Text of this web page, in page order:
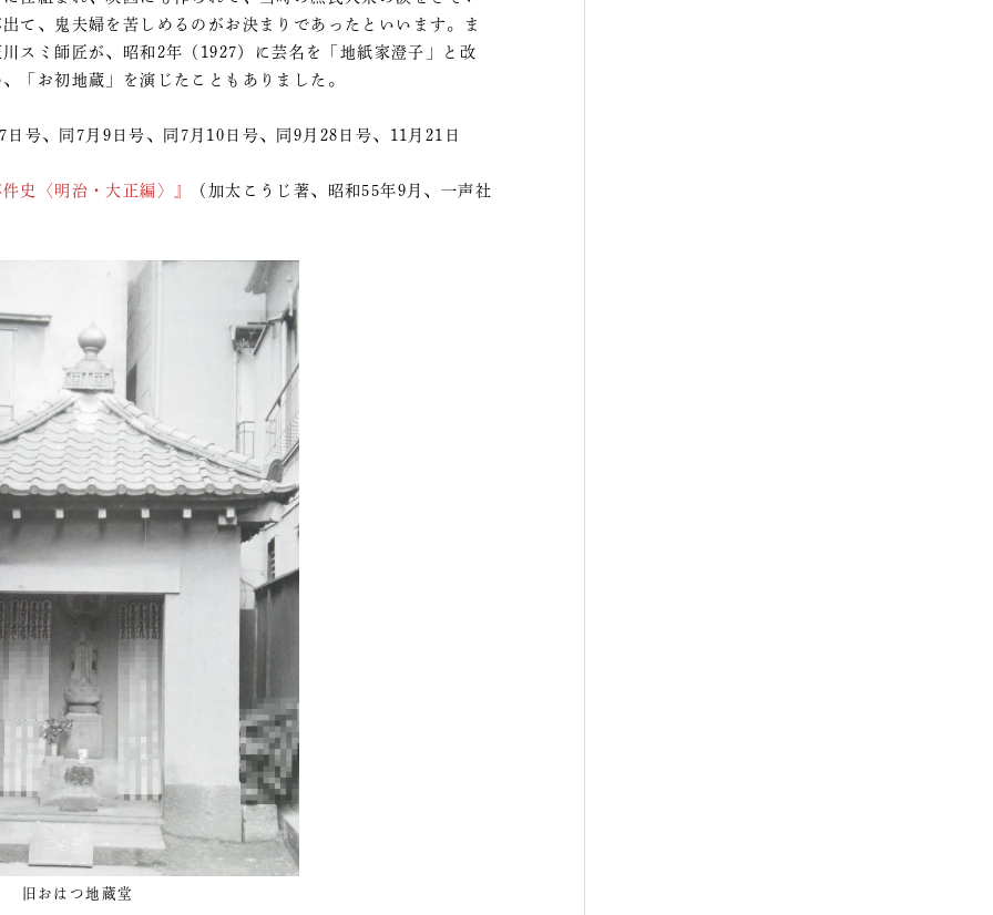
て、鬼夫婦を苦しめるのがお決まりであったといいます。ま
スミ師匠が、昭和2年（1927）に芸名を「地紙家澄子」と改
「お初地蔵」を演じたこともありました。
号、同7月9日号、同7月10日号、同9月28日号、11月21日
史〈明治・大正編〉』 （加太こうじ著、昭和55年9月、一声社
旧おはつ地蔵堂